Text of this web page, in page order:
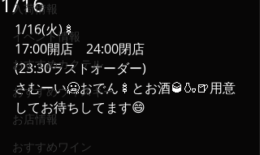
入荷情報
イベント情報
おすすめカクテル
おすすめウィスキー
お店情報
おすすめワイン
1/16(火)🍢
17:00開店　24:00閉店
(23:30ラストオーダー)
さむーい🥶おでん🍢とお酒🥃🍶🍺用意
してお待ちしてます😄